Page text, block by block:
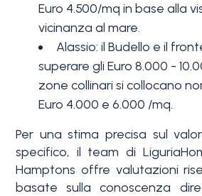
Euro 4.500/mq in base alla
vicinanza al mare.
Alassio: il Budello e il
superare gli Euro 8.000 -
zone collinari si collocano
Euro 4.000 e 6.000 /mq.
Per una stima precisa sul
specifico, il team di
Hamptons offre valutazioni
basate sulla conoscenza